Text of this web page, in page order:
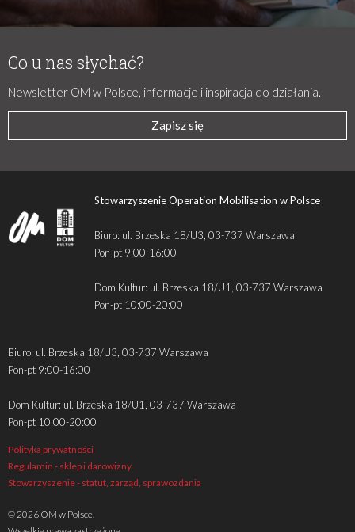
Co u nas słychać?
Newsletter OM w Polsce, informacje i inspiracja do działania.
Zapisz się
Stowarzyszenie Operation Mobilisation w Polsce
Biuro: ul. Brzeska 18/U3, 03-737 Warszawa
Pon-pt 9:00-16:00
Dom Kultur: ul. Brzeska 18/U1, 03-737 Warszawa
Pon-pt 10:00-20:00
Biuro: ul. Brzeska 18/U3, 03-737 Warszawa
Pon-pt 9:00-16:00
Dom Kultur: ul. Brzeska 18/U1, 03-737 Warszawa
Pon-pt 10:00-20:00
Polityka prywatności
Regulamin - sklep i darowizny
Stowarzyszenie - statut, zarząd, sprawozdania
© 2026 OM w Polsce.